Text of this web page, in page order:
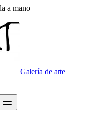
a mano
Galería de arte